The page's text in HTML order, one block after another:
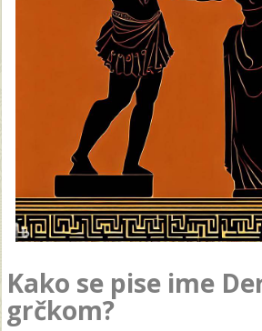
Kako se pise ime
grčkom?